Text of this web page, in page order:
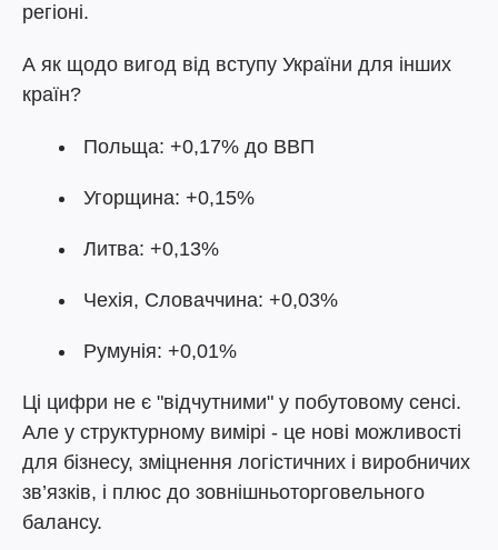
регіоні.
А як щодо вигод від вступу України для інших
країн?
Польща: +0,17% до ВВП
Угорщина: +0,15%
Литва: +0,13%
Чехія, Словаччина: +0,03%
Румунія: +0,01%
Ці цифри не є "відчутними" у побутовому сенсі.
Але у структурному вимірі - це нові можливості
для бізнесу, зміцнення логістичних і виробничих
зв’язків, і плюс до зовнішньоторговельного
балансу.